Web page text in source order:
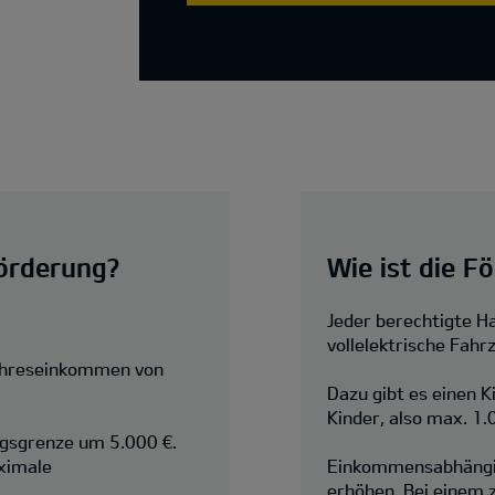
von
um 5.000 €.
Wie ist die
Jeder berechtigte
vollelektrische
Dazu gibt es einen
Kinder, also max.
erhöhen. Bei einem